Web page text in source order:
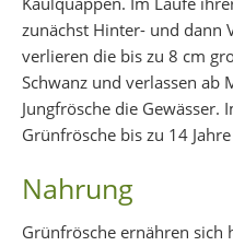
zunächst Hinter- und dann
verlieren die bis zu 8 cm
Schwanz und verlassen ab
Jungfrösche die Gewässer.
Grünfrösche bis zu 14
Nahrung
Grünfrösche ernähren sich